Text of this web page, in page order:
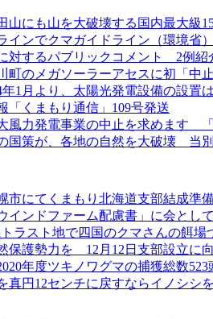
山にも山を大破壊する国内最大級
インでクマガイドライン（環境
対するパブリックコメント 2例紹
町のメガソーラーアセスに初「中
1月より、太陽光発電設備の設置
「くまもり通信」109号発送
風力発電事業の中止を求めます
国策が、各地の自然を大破壊 当
市にてくまもり北海道支部結成準
インドファーム配慮書」に会とし
ラスト地で四国のクマさんの餌
保護勢力を 12月12日支部設立に
年度ツキノワグマの捕獲総数
真円12センチに戻すならイノシ